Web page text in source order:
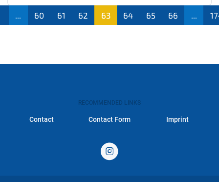
60 61 62 63 64 65 66
RECOMMENDED LINKS
Contact Contact Form Imprint